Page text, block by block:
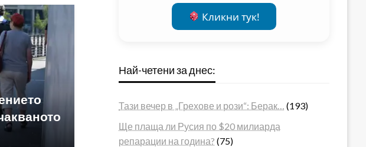
Кликни тук!
Най-четени за днес:
Тази вечер в „Грехове и рози“: Берак…
(193)
Ще плаща ли Русия по $20 милиарда
репарации на година? (75)